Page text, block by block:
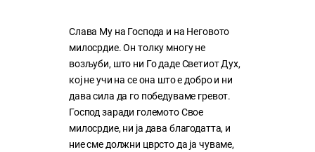
Слава Му на Господа и на Неговото
милосрдие. Он толку многу нe
возљуби, што ни Го даде Светиот Дух,
кој нe учи на сe она што е добро и ни
дава сила да го победуваме гревот.
Господ заради големото Свое
милосрдие, ни ја дава благодатта, и
ние сме должни цврсто да ја чуваме,